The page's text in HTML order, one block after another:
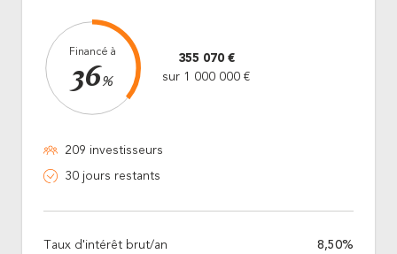
Financé à
36%
355 070 €
sur 1 000 000 €
209 investisseurs
30 jours restants
Taux d'intérêt brut/an 8,50%